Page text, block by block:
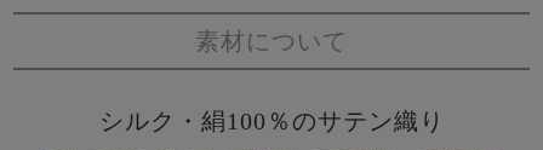
素材について
シルク・絹100％のサテン織り